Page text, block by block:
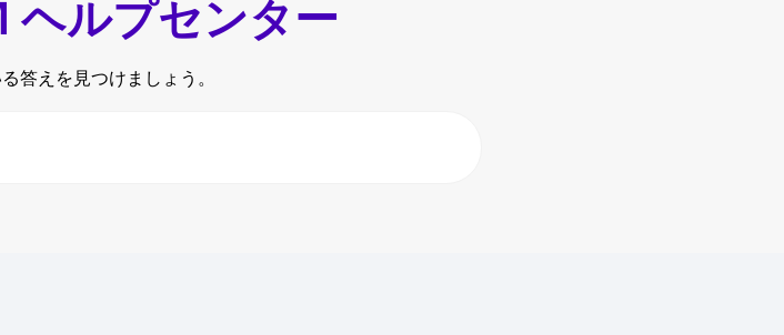
ヘルプセンター
答えを見つけましょう。